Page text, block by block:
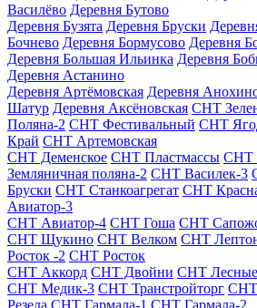
Василёво Деревня Бутово
Деревня Бузята Деревня Бруски
Бочнево Деревня Бормусово Деревня
Деревня Большая Ильинка Деревня
Деревня Астанино
Деревня Артёмовская Деревня
Шатур Деревня Аксёновская СНТ
Поляна-2 СНТ Фестивальный СНТ
Край СНТ Артемовская
СНТ Деменское СНТ Пластмассы СНТ
Земляничная поляна-2 СНТ Василек-3
Бруски СНТ Станкоагрегат СНТ
Авиатор-3
СНТ Авиатор-4 СНТ Гоша СНТ
СНТ Щукино СНТ Велком СНТ
Росток -2 СНТ Росток
СНТ Аккорд СНТ Двойни СНТ Лесные
СНТ Медик-3 СНТ Транстройторг СНТ
Резеда СНТ Гармала-1 СНТ Гармала-2